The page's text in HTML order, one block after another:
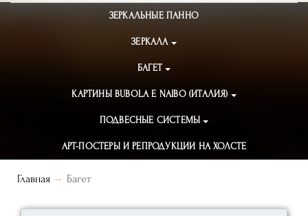
ЗЕРКАЛЬНЫЕ ПАННО
ЗЕРКАЛА
БАГЕТ
КАРТИНЫ BUBOLA E NAIBO (ИТАЛИЯ)
ПОДВЕСНЫЕ СИСТЕМЫ
АРТ-ПОСТЕРЫ И РЕПРОДУКЦИИ НА ХОЛСТЕ
Главная Багет